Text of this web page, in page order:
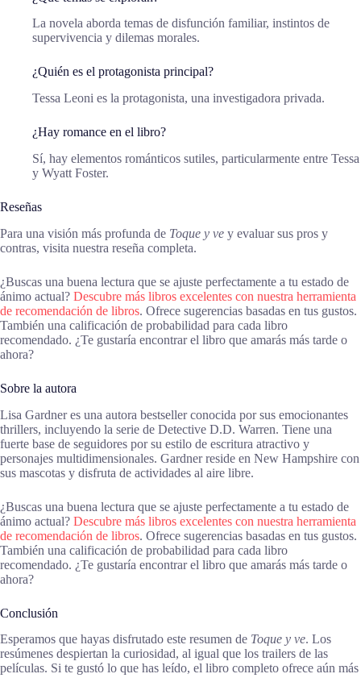
La novela aborda temas de disfunción familiar, instintos de
supervivencia y dilemas morales.
¿Quién es el protagonista principal?
Tessa Leoni es la protagonista, una investigadora privada.
¿Hay romance en el libro?
Sí, hay elementos románticos sutiles, particularmente entre Tessa
y Wyatt Foster.
Reseñas
Para una visión más profunda de Toque y ve y evaluar sus pros y
contras, visita nuestra reseña completa.
¿Buscas una buena lectura que se ajuste perfectamente a tu estado de
ánimo actual? Descubre más libros excelentes con nuestra herramienta
de recomendación de libros. Ofrece sugerencias basadas en tus gustos.
También una calificación de probabilidad para cada libro
recomendado. ¿Te gustaría encontrar el libro que amarás más tarde o
ahora?
Sobre la autora
Lisa Gardner es una autora bestseller conocida por sus emocionantes
thrillers, incluyendo la serie de Detective D.D. Warren. Tiene una
fuerte base de seguidores por su estilo de escritura atractivo y
personajes multidimensionales. Gardner reside en New Hampshire con
sus mascotas y disfruta de actividades al aire libre.
¿Buscas una buena lectura que se ajuste perfectamente a tu estado de
ánimo actual? Descubre más libros excelentes con nuestra herramienta
de recomendación de libros. Ofrece sugerencias basadas en tus gustos.
También una calificación de probabilidad para cada libro
recomendado. ¿Te gustaría encontrar el libro que amarás más tarde o
ahora?
Conclusión
Esperamos que hayas disfrutado este resumen de Toque y ve. Los
resúmenes despiertan la curiosidad, al igual que los trailers de las
películas. Si te gustó lo que has leído, el libro completo ofrece aún más